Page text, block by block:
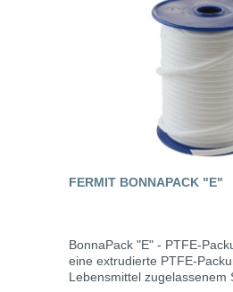
FERMIT BONNAPACK "E"
BonnaPack "E" - PTFE-
eine extrudierte PTFE-
Lebensmittel zugelassenem